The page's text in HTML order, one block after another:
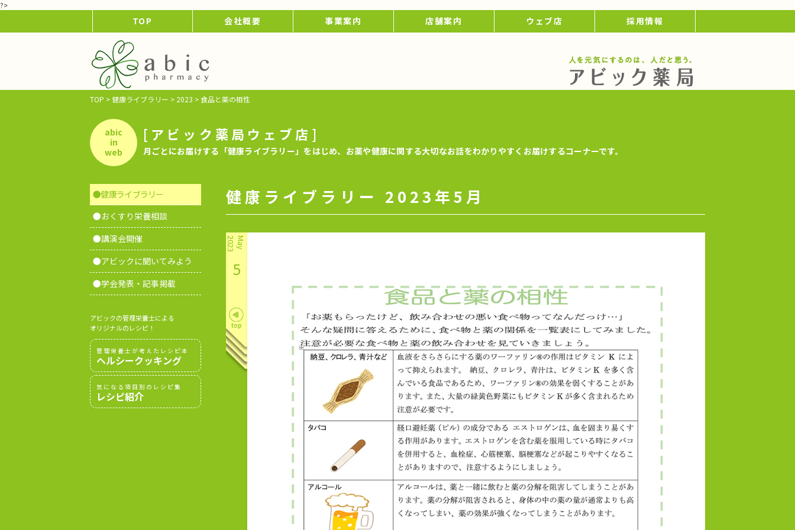
?>
TOP 会社概要 事業案内 店舗案内 ウェブ店 採用情報
TOP >健康ライブラリー > 2023 >食品と薬の相性
abic
in
web
[アビック薬局ウェブ店]
月ごとにお届けする「健康ライブラリー」をはじめ、お薬や健康に関する大切なお話をわかりやすくお届けするコーナーです。
健康ライブラリー 2023年5月
May
2023
5
●健康ライブラリー
●おくすり栄養相談
●講演会開催
●アビックに聞いてみよう
●学会発表・記事掲載
アビックの管理栄養士による
オリジナルのレシピ！
管理栄養士が考えたレシピ本
ヘルシークッキング
気になる項目別のレシピ集
レシピ紹介